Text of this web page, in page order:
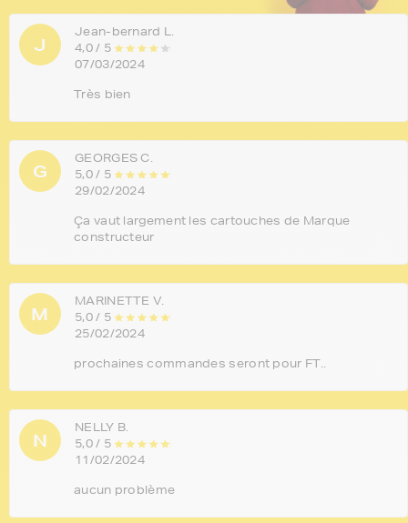
J
Jean-bernard L.
4,0 / 5
07/03/2024
Très bien
G
GEORGES C.
5,0 / 5
29/02/2024
Ça vaut largement les cartouches de Marque
constructeur
M
MARINETTE V.
5,0 / 5
25/02/2024
prochaines commandes seront pour FT..
N
NELLY B.
5,0 / 5
11/02/2024
aucun problème